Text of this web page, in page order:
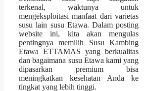
terkenal, waktunya untuk
mengeksploitasi manfaat dari varietas
susu lain susu Etawa. Dalam posting
website ini, kita akan mengulas
pentingnya memilih Susu Kambing
Etawa ETTAMAS yang berkualitas
dan bagaimana susu Etawa kami yang
dipasarkan premium bisa
meningkatkan kesehatan Anda ke
tingkat yang lebih tinggi.